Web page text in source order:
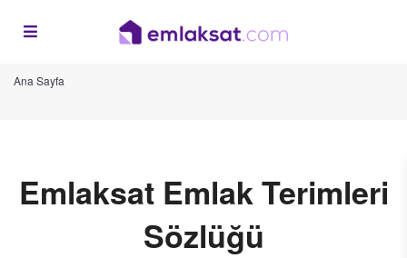
Ana Sayfa
Emlaksat Emlak Terimleri
Sözlüğü